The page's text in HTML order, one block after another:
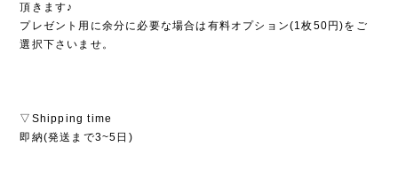
頂きます♪
プレゼント用に余分に必要な場合は有料オプション(1枚50円)をご
選択下さいませ。
▽Shipping time
即納(発送まで3~5日)